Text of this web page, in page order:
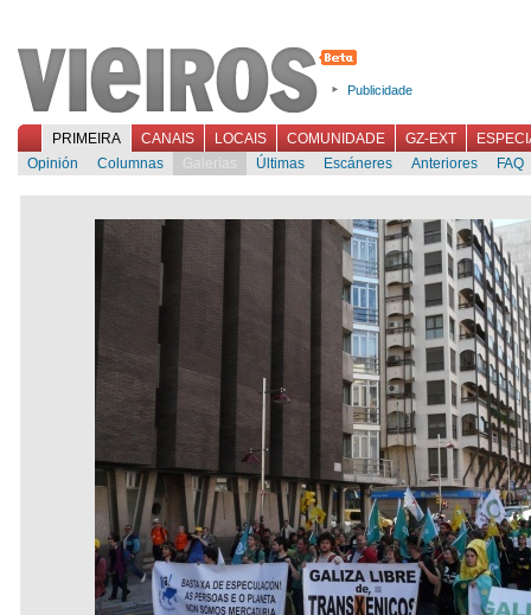
Publicidade
PRIMEIRA CANAIS LOCAIS COMUNIDADE GZ-EXT
Opinión
Columnas Galerías Últimas Escáneres Anteriores FAQ